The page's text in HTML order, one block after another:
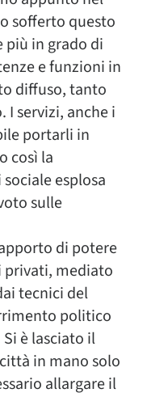
sofferto questo
più in grado di
e funzioni in
diffuso, tanto
I servizi, anche i
portarli in
così la
esplosa
sulle
di potere
mediato
tecnici del
politico
è lasciato il
in mano solo
allargare il